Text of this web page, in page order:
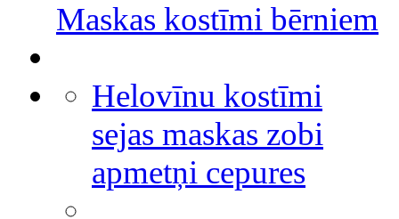
Maskas kostīmi bērniem
Helovīnu kostīmi
sejas maskas zobi
apmetņi cepures